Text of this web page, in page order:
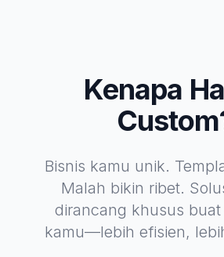
Kenapa
Bisnis kamu unik.
Malah bikin ribet.
dirancang khusus buat
kamu—lebih efisien,